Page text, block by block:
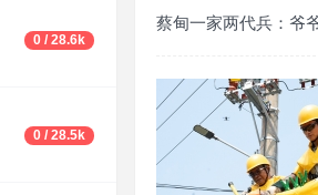
0 / 28.6k
0 / 28.5k